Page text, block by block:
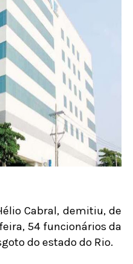
Cabral, demitiu, de
54 funcionários da
do estado do Rio.